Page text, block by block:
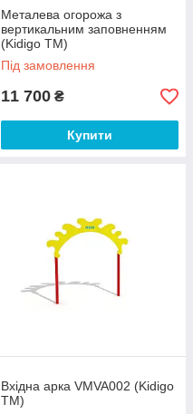
Металева огорожа з
вертикальним заповненням
(Kidigo ТМ)
Під замовлення
11 700 ₴
Купити
Вхідна арка VMVA002 (Kidigo
ТМ)